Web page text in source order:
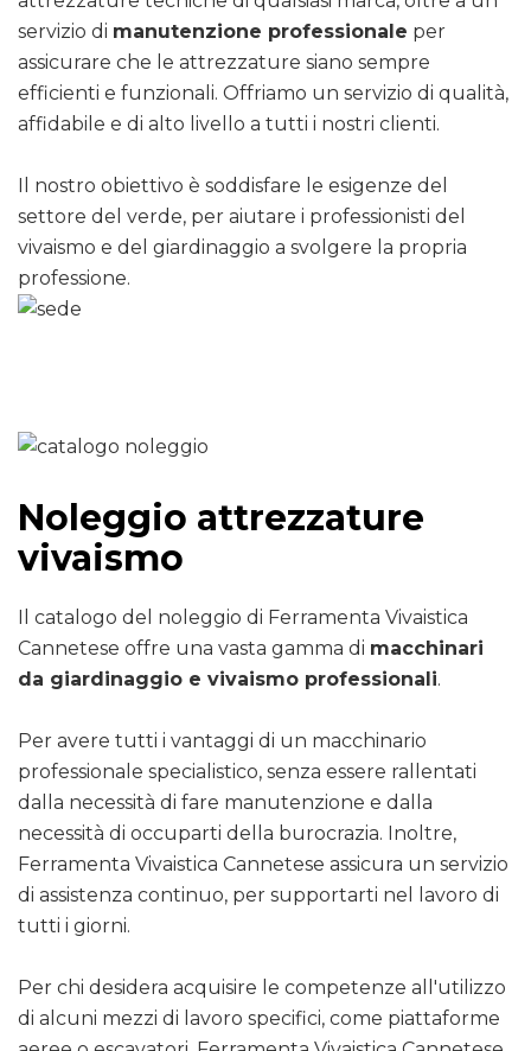
servizio di manutenzione professionale per
assicurare che le attrezzature siano sempre
efficienti e funzionali. Offriamo un servizio di qualità,
affidabile e di alto livello a tutti i nostri clienti.
Il nostro obiettivo è soddisfare le esigenze del
settore del verde, per aiutare i professionisti del
vivaismo e del giardinaggio a svolgere la propria
professione.
Noleggio attrezzature
vivaismo
Il catalogo del noleggio di Ferramenta Vivaistica
Cannetese offre una vasta gamma di macchinari
da giardinaggio e vivaismo professionali.
Per avere tutti i vantaggi di un macchinario
professionale specialistico, senza essere rallentati
dalla necessità di fare manutenzione e dalla
necessità di occuparti della burocrazia. Inoltre,
Ferramenta Vivaistica Cannetese assicura un servizio
di assistenza continuo, per supportarti nel lavoro di
tutti i giorni.
Per chi desidera acquisire le competenze all'utilizzo
di alcuni mezzi di lavoro specifici, come piattaforme